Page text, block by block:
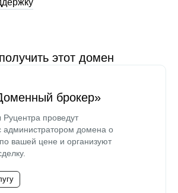
этот домен
брокер»
проведут
администратором домена о
вашей цене и организуют